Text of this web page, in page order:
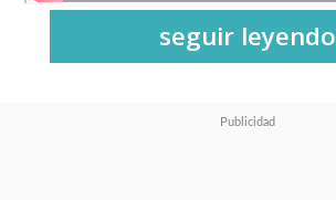
seguir leyendo